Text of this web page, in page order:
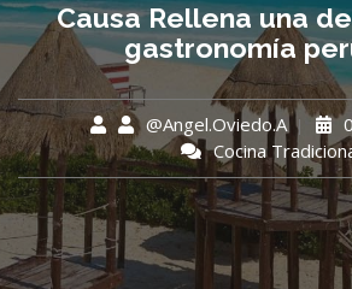
Causa Rellena una
gastronomía
@Angel.Oviedo.A
Cocina